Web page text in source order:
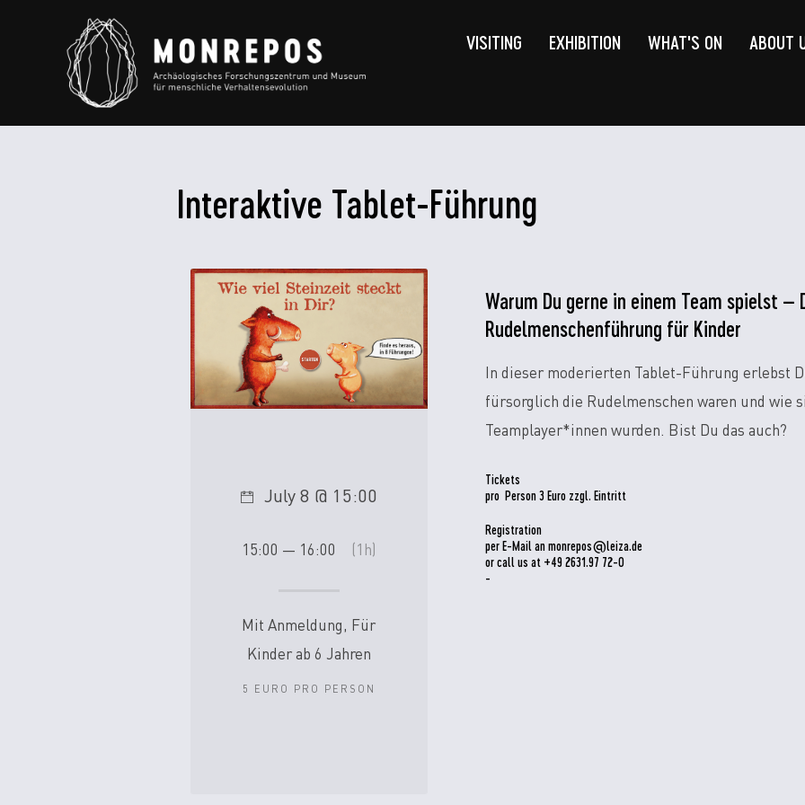
VISITING EXHIBITION WHAT'S ON ABOUT
Interaktive Tablet-Führung
Warum Du gerne in einem Team spielst –
Rudelmenschenführung für Kinder
In dieser moderierten Tablet-Führung erlebst
fürsorglich die Rudelmenschen waren und wie
Teamplayer*innen wurden. Bist Du das auch?
Tickets
pro Person 3 Euro zzgl. Eintritt
Registration
per E-Mail an monrepos@leiza.de
or call us at +49 2631.97 72-0
-
July 8 @ 15:00
15:00 — 16:00 (1h)
Mit Anmeldung, Für
Kinder ab 6 Jahren
5 EURO PRO PERSON